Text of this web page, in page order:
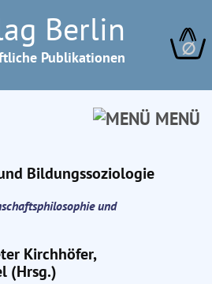
Berlin
Publikationen ∅
MENÜ
Bildungssoziologie
und
Kirchhöfer,
(Hrsg.)